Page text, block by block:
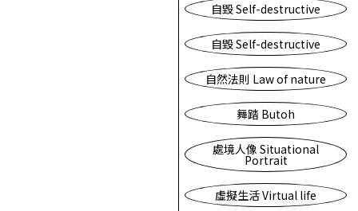
自毀 Self-destructive
自毀 Self-destructive
自然法則 Law of nature
舞踏 Butoh
處境人像 Situational
Portrait
虛擬生活 Virtual life